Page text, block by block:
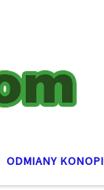
ODMIANY KONOPI